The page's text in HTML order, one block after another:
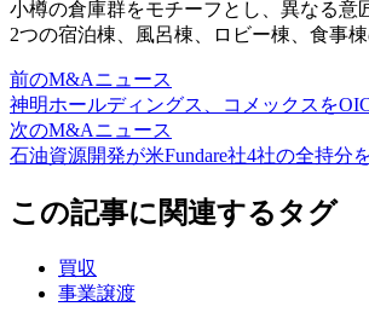
小樽の倉庫群をモチーフとし、異なる意
2つの宿泊棟、風呂棟、ロビー棟、食事
前のM&Aニュース
神明ホールディングス、コメックスを
次のM&Aニュース
石油資源開発が米Fundare社4社の全持分
この記事に関連するタグ
買収
事業譲渡